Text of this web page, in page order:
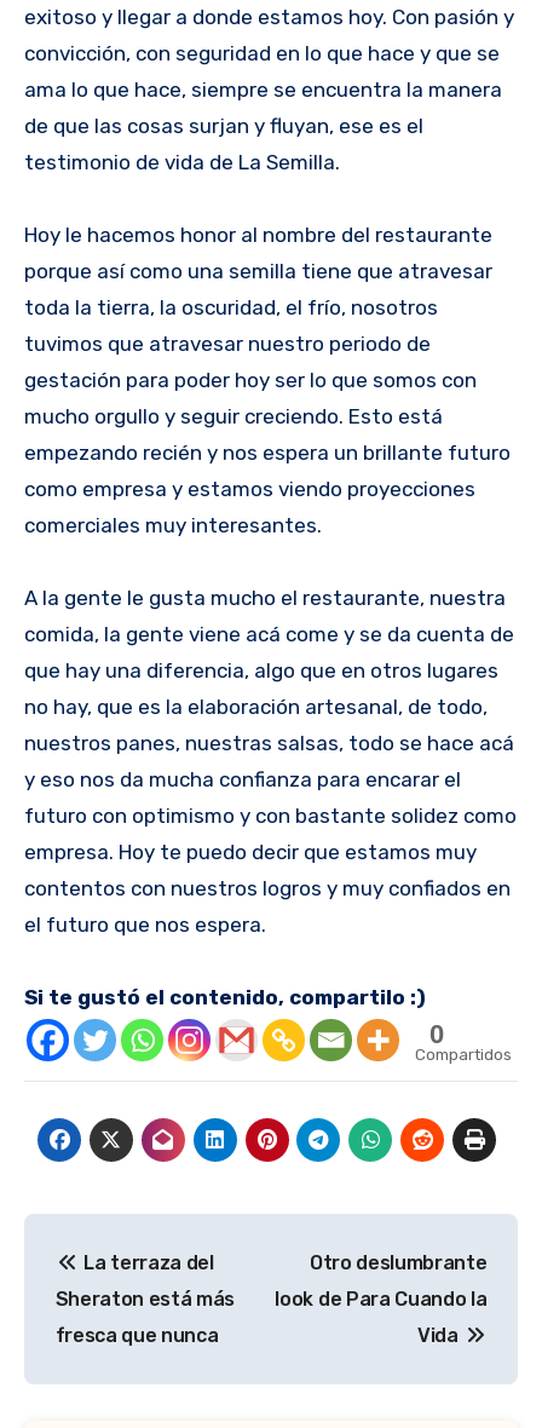
exitoso y llegar a donde estamos hoy. Con pasión y
convicción, con seguridad en lo que hace y que se
ama lo que hace, siempre se encuentra la manera
de que las cosas surjan y fluyan, ese es el
testimonio de vida de La Semilla.
Hoy le hacemos honor al nombre del restaurante
porque así como una semilla tiene que atravesar
toda la tierra, la oscuridad, el frío, nosotros
tuvimos que atravesar nuestro periodo de
gestación para poder hoy ser lo que somos con
mucho orgullo y seguir creciendo. Esto está
empezando recién y nos espera un brillante futuro
como empresa y estamos viendo proyecciones
comerciales muy interesantes.
A la gente le gusta mucho el restaurante, nuestra
comida, la gente viene acá come y se da cuenta de
que hay una diferencia, algo que en otros lugares
no hay, que es la elaboración artesanal, de todo,
nuestros panes, nuestras salsas, todo se hace acá
y eso nos da mucha confianza para encarar el
futuro con optimismo y con bastante solidez como
empresa. Hoy te puedo decir que estamos muy
contentos con nuestros logros y muy confiados en
el futuro que nos espera.
Si te gustó el contenido, compartilo :)
0
Compartidos
de
entradas
La terraza del
Sheraton está más
fresca que nunca
Otro deslumbrante
look de Para Cuando la
Vida